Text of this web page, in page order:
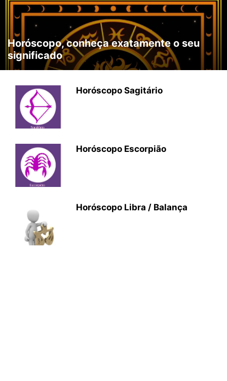
Horóscopo, conheça exatamente o seu
significado
Horóscopo Sagitário
Horóscopo Escorpião
Horóscopo Libra / Balança